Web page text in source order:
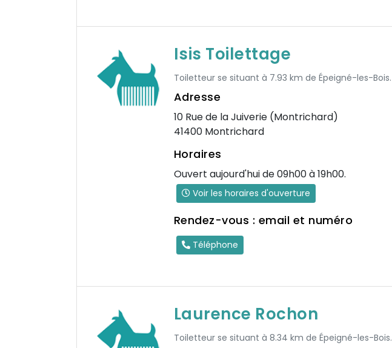
Isis Toilettage
Toiletteur se situant à 7.93 km de Épeigné-les-Bois.
Adresse
10 Rue de la Juiverie (Montrichard)
41400 Montrichard
Horaires
Ouvert aujourd'hui de 09h00 à 19h00.
Voir les horaires d'ouverture
Rendez-vous : email et numéro
Téléphone
Laurence Rochon
Toiletteur se situant à 8.34 km de Épeigné-les-Bois.